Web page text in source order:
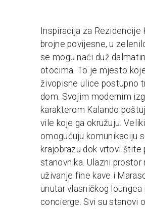
Inspiracija za Rezidencije
brojne povijesne, u
se mogu naći duž
otocima. To je mjesto
živopisne ulice postupno
dom. Svojim modernim
karakterom Kalando
vile koje ga okružuju.
omogućuju komunikaciju
krajobrazu dok vrtovi štite
stanovnika. Ulazni
uživanje fine kave i
unutar vlasničkog
concierge. Svi su stanovi